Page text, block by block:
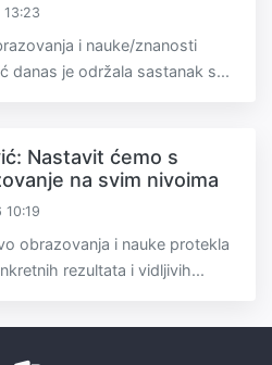
13:23
i nauke/znanosti
danas je održala sastanak s...
Nastavit ćemo s
na svim nivoima
10:19
obrazovanja i nauke protekla
rezultata i vidljivih...